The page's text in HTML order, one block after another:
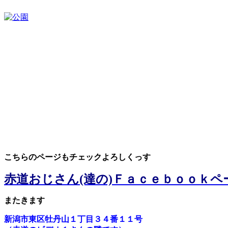
こ ちらのページもチェックよろしくっす
赤道おじさん(達の)Ｆａｃｅｂｏｏｋペ
またきます
新潟市東区牡丹山１丁目３４番１１号